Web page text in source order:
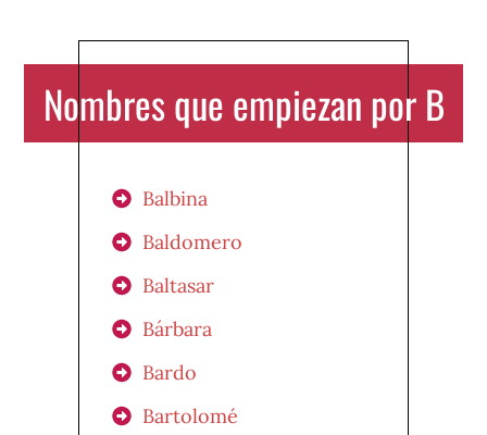
Nombres que empiezan por B
Balbina
Baldomero
Baltasar
Bárbara
Bardo
Bartolomé